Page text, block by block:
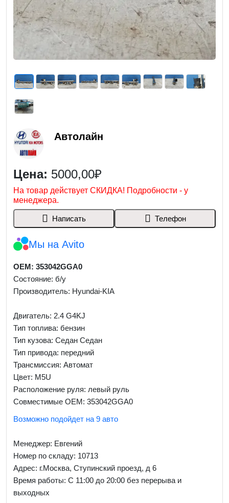
Автолайн
Цена: 5000,00₽
На товар действует СКИДКА! Подробности - у
менеджера.
Написать Телефон
Мы на Avito
OEM: 353042GGA0
Состояние: б/у
Производитель: Hyundai-KIA
Двигатель: 2.4 G4KJ
Тип топлива: бензин
Тип кузова: Седан Седан
Тип привода: передний
Трансмиссия: Автомат
Цвет: M5U
Расположение руля: левый руль
Совместимые OEM: 353042GGA0
Возможно подойдет на 9 авто
Менеджер: Евгений
Номер по складу: 10713
Адрес: г.Москва, Ступинский проезд, д 6
Время работы: С 11:00 до 20:00 без перерыва и
выходных